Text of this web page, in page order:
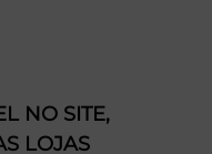
NO SITE,
LOJAS